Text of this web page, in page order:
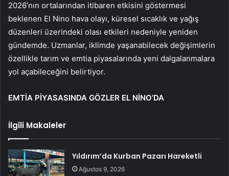
2026’nın ortalarından itibaren etkisini göstermesi
beklenen El Nino hava olayı, küresel sıcaklık ve yağış
düzenleri üzerindeki olası etkileri nedeniyle yeniden
gündemde. Uzmanlar, iklimde yaşanabilecek değişimlerin
özellikle tarım ve emtia piyasalarında yeni dalgalanmalara
yol açabileceğini belirtiyor.
EMTİA PİYASASINDA GÖZLER EL NİNO’DA
İlgili Makaleler
Yıldırım’da Kurban Pazarı Hareketli
Ağustos 9, 2026